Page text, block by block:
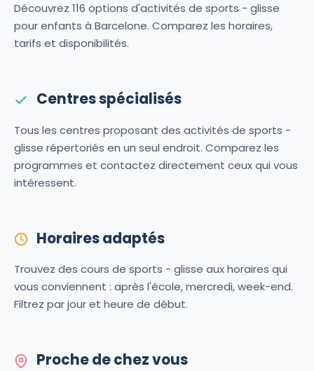
Découvrez 116 options d'activités de sports - glisse
pour enfants à Barcelone. Comparez les horaires,
tarifs et disponibilités.
Centres spécialisés
Tous les centres proposant des activités de sports -
glisse répertoriés en un seul endroit. Comparez les
programmes et contactez directement ceux qui vous
intéressent.
Horaires adaptés
Trouvez des cours de sports - glisse aux horaires qui
vous conviennent : après l'école, mercredi, week-end.
Filtrez par jour et heure de début.
Proche de chez vous